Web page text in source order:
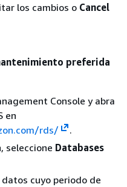
los cambios o Cancel
preferida
Console y abra
en
rds/
.
seleccione Databases
cuyo periodo de